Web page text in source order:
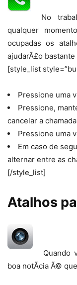
No
qualquer
ocupadas os
ajudarÃ£o
[style_list
Pressione uma
Pressione,
cancelar a
Pressione uma
Em caso de
alternar entre as
[/style_list]
Atalhos
Quando
boa notÃ­cia Ã©